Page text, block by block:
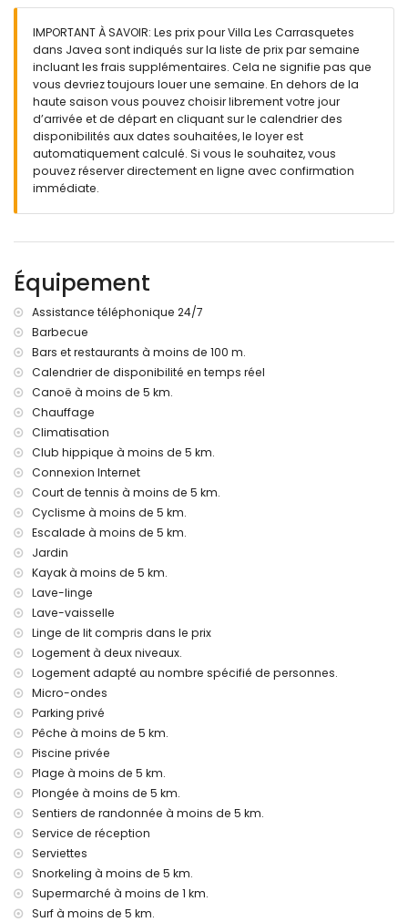
toilettes
salle de bains avec lavabo simple, baignoire, bidet et
toilettes
salle de bains avec lavabo simple, baignoire et toilettes
Extérieur de la villa
grand terrain clôturé
piscine privée en forme de rein mesurant 8m x 4m et 2m de
profondeur
magnifique jardin avec pelouse, gravier, arbres et mobilier
de jardin avec transats
2 places de parking couvertes privées et 3 places de
parking privées
Informations supplémentaires
ville la plus proche: Jávea (à moins de 1000 mètres de la
villa)
rivière ou rive la plus proche: Mediterráneo, Jávea (à moins
de 5 kilomètres de la villa)
plage la plus proche: La Grava, Jávea (à moins de 5
kilomètres de la villa)
port le plus proche: Aduanas del Mar, Jávea (à moins de 5
kilomètres de la villa)
kilomètres de la villa)
aéroport le plus proche: Alicante (à moins de 100 kilomètres
de la villa)
deuxième aéroport le plus proche: Valence (> 100
kilomètres)
les animaux de compagnie ne sont pas autorisés
Le logement est très adapté pour les familles avec enfants
Installations et services inclus dans le prix de location de la
villa
internet (fibre optique)
aspirateur et fer avec planche à repasser
linge de lit et serviettes
service de réception et service d'urgence 24 heures sur 24
tennis de table
chauffage central et climatisation
Installations et services avec supplément
lit supplémentaire et lits/couffins pour enfants (sur
demande)
Divertissements et activités de loisirs pour vos vacances à
Jávea, Costa Blanca
cinéma, théâtre, bar et promenade (Mediterráneo (Puerto))
IMPORTANT À SAVOIR: Les prix pour Villa Les Carrasquetes
dans Javea sont indiqués sur la liste de prix par semaine
incluant les frais supplémentaires. Cela ne signifie pas que
vous devriez toujours louer une semaine. En dehors de la
haute saison vous pouvez choisir librement votre jour
d’arrivée et de départ en cliquant sur le calendrier des
disponibilités aux dates souhaitées, le loyer est
automatiquement calculé. Si vous le souhaitez, vous
pouvez réserver directement en ligne avec confirmation
immédiate.
Équipement
Assistance téléphonique 24/7
Barbecue
Bars et restaurants à moins de 100 m.
Calendrier de disponibilité en temps réel
Canoë à moins de 5 km.
Chauffage
Climatisation
Club hippique à moins de 5 km.
Connexion Internet
Court de tennis à moins de 5 km.
Cyclisme à moins de 5 km.
Escalade à moins de 5 km.
Jardin
Kayak à moins de 5 km.
Lave-linge
Lave-vaisselle
Linge de lit compris dans le prix
Logement à deux niveaux.
Logement adapté au nombre spécifié de personnes.
Micro-ondes
Parking privé
Pêche à moins de 5 km.
Piscine privée
Plage à moins de 5 km.
Plongée à moins de 5 km.
Sentiers de randonnée à moins de 5 km.
Service de réception
Serviettes
Snorkeling à moins de 5 km.
Supermarché à moins de 1 km.
Surf à moins de 5 km.